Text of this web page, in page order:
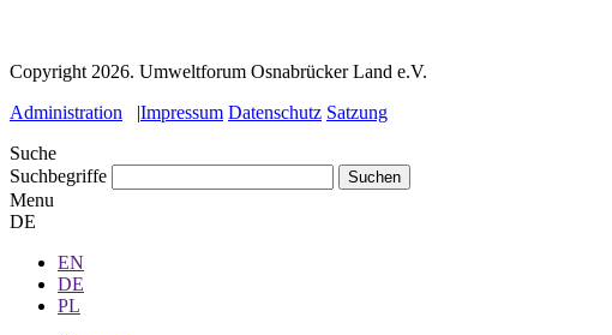
Copyright 2026. Umweltforum Osnabrücker Land e.V.
Administration |Impressum Datenschutz Satzung
Suche
Suchbegriffe
Menu
DE
EN
DE
PL